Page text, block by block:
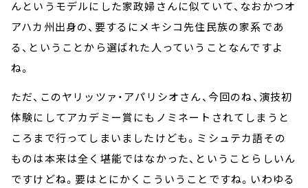
んというモデルにした家政婦さんに似ていて、なおかつオ
アハカ州出身の、要するにメキシコ先住民族の家系であ
る、ということから選ばれた人っていうことなんですよ
ね。
ただ、このヤリッツァ・アパリシオさん、今回のね、演技初
体験にしてアカデミー賞にもノミネートされてしまうと
ころまで行ってしまいましたけども。ミシュテカ語その
ものは本来は全く堪能ではなかった、ということらしいん
ですけどね。要はとにかくこういうことですね。いわゆる